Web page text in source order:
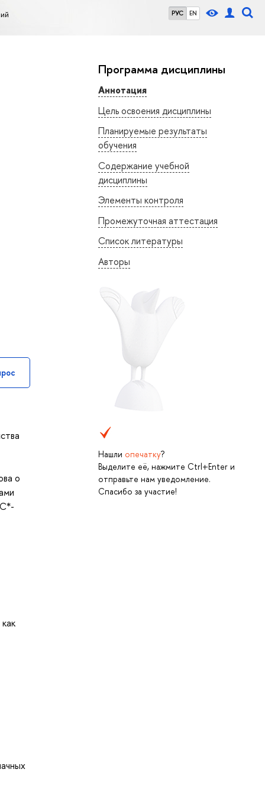
РУС EN
Программа дисциплины
Аннотация
Цель освоения дисциплины
Планируемые результаты
обучения
Содержание учебной
дисциплины
Элементы контроля
Промежуточная аттестация
Список литературы
Авторы
Нашли опечатку?
Выделите её, нажмите Ctrl+Enter и
отправьте нам уведомление.
Спасибо за участие!
о